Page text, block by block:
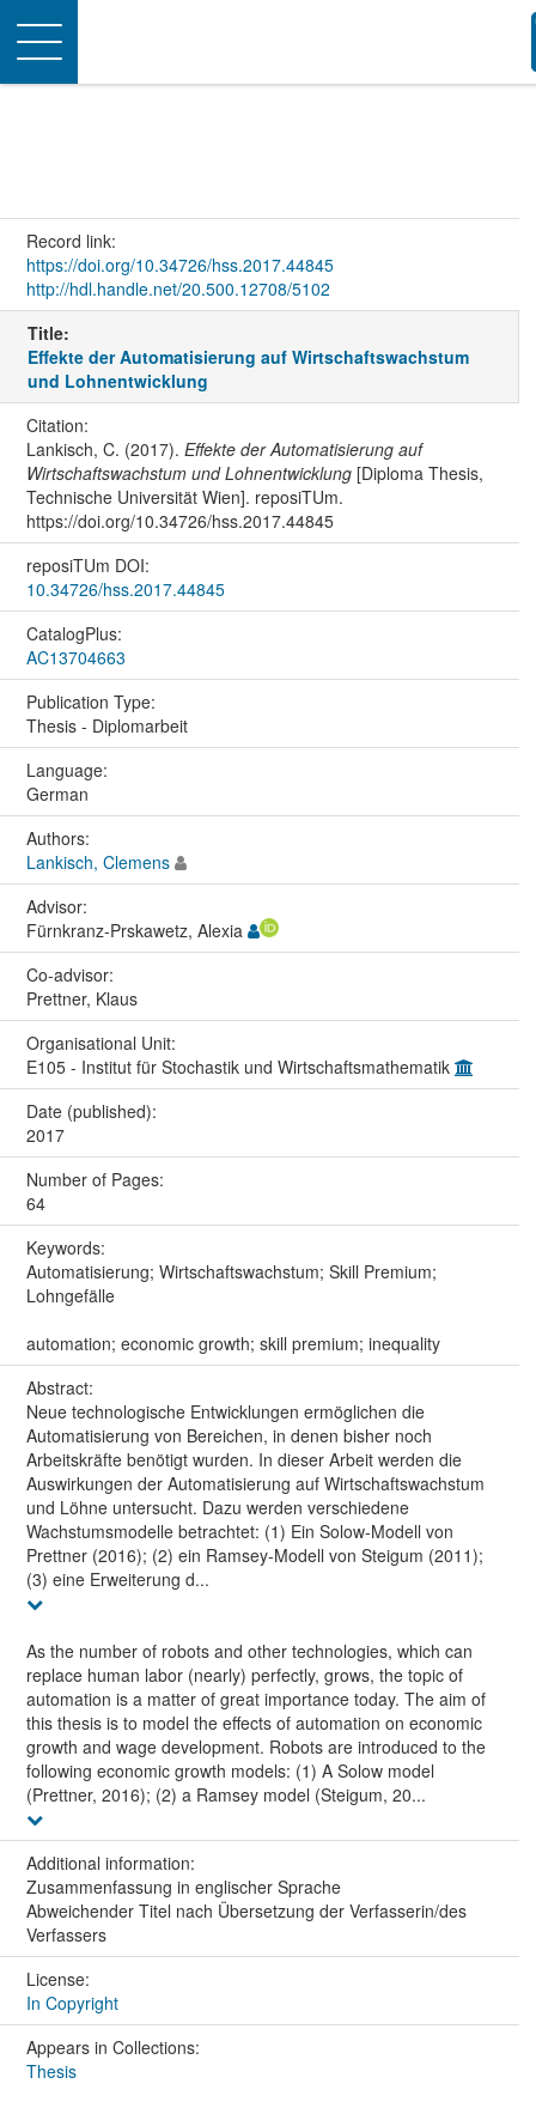
Toggle
navigation
Record link:
https://doi.org/10.34726/hss.2017.44845
http://hdl.handle.net/20.500.12708/5102
Title:
Effekte der Automatisierung auf Wirtschaftswachstum
und Lohnentwicklung
Citation:
Lankisch, C. (2017). Effekte der Automatisierung auf
Wirtschaftswachstum und Lohnentwicklung[Diploma Thesis,
Technische Universität Wien]. reposiTUm.
https://doi.org/10.34726/hss.2017.44845
reposiTUm DOI:
10.34726/hss.2017.44845
CatalogPlus:
AC13704663
Publication Type:
Thesis - Diplomarbeit
Language:
German
Authors:
Lankisch, Clemens
Advisor:
Fürnkranz-Prskawetz, Alexia
Co-advisor:
Prettner, Klaus
Organisational Unit:
E105 - Institut für Stochastik und Wirtschaftsmathematik
Date (published):
2017
Number of Pages:
64
Keywords:
Automatisierung; Wirtschaftswachstum; Skill Premium;
Lohngefälle
automation; economic growth; skill premium; inequality
Abstract:
Neue technologische Entwicklungen ermöglichen die
Automatisierung von Bereichen, in denen bisher noch
Arbeitskräfte benötigt wurden. In dieser Arbeit werden die
Auswirkungen der Automatisierung auf Wirtschaftswachstum
und Löhne untersucht. Dazu werden verschiedene
Wachstumsmodelle betrachtet: (1) Ein Solow-Modell von
Prettner (2016); (2) ein Ramsey-Modell von Steigum (2011);
(3) eine Erweiterung d...
As the number of robots and other technologies, which can
replace human labor (nearly) perfectly, grows, the topic of
automation is a matter of great importance today. The aim of
this thesis is to model the effects of automation on economic
growth and wage development. Robots are introduced to the
following economic growth models: (1) A Solow model
(Prettner, 2016); (2) a Ramsey model (Steigum, 20...
Additional information:
Zusammenfassung in englischer Sprache
Abweichender Titel nach Übersetzung der Verfasserin/des
Verfassers
License:
In Copyright
Appears in Collections:
Thesis